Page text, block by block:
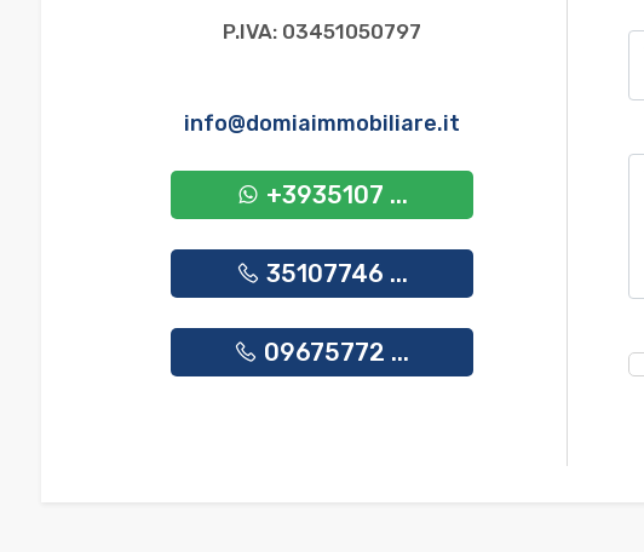
P.IVA: 03451050797
info@domiaimmobiliare.it
+3935107 ...
35107746 ...
09675772 ...
Posto auto/Box